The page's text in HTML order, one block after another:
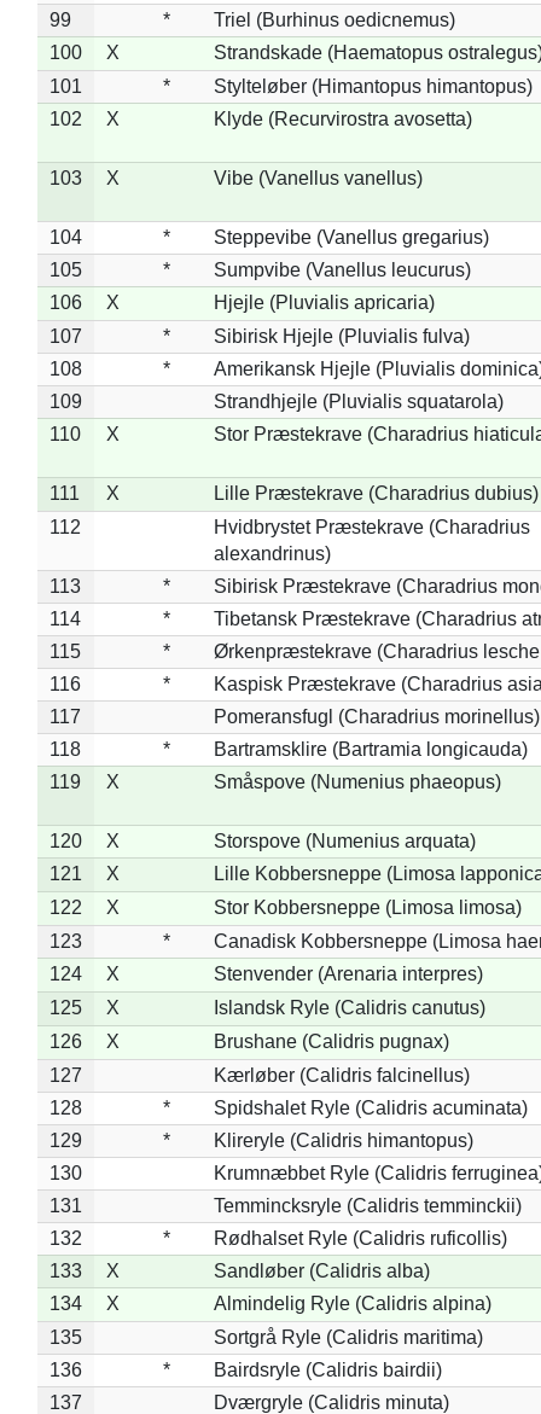
99 *
Triel (Burhinus oedicnemus)
100
X
Strandskade (Haematopus
101
*
Stylteløber (Himantopus himantopus)
102
X Klyde (Recurvirostra avosetta)
103 X Vibe (Vanellus vanellus)
104 *
Steppevibe (Vanellus gregarius)
105
*
Sumpvibe (Vanellus leucurus)
106
X
Hjejle (Pluvialis apricaria)
107
*
Sibirisk Hjejle (Pluvialis fulva)
108
*
Amerikansk Hjejle (Pluvialis
109
Strandhjejle (Pluvialis squatarola)
110
X Stor Præstekrave (Charadrius
111 X
Lille Præstekrave (Charadrius dubius)
112
Hvidbrystet Præstekrave (Charadrius
alexandrinus)
113
*
Sibirisk Præstekrave (Charadrius
114
*
Tibetansk Præstekrave (Charadrius
115
*
Ørkenpræstekrave (Charadrius
116
*
Kaspisk Præstekrave (Charadrius
117
Pomeransfugl (Charadrius morinellus)
118
*
Bartramsklire (Bartramia longicauda)
119
X Småspove (Numenius phaeopus)
120 X
Storspove (Numenius arquata)
121
X
Lille Kobbersneppe (Limosa
122
X
Stor Kobbersneppe (Limosa limosa)
123
*
Canadisk Kobbersneppe (Limosa
124
X
Stenvender (Arenaria interpres)
125
X
Islandsk Ryle (Calidris canutus)
126
X
Brushane (Calidris pugnax)
127
Kærløber (Calidris falcinellus)
128
*
Spidshalet Ryle (Calidris acuminata)
129
*
Klireryle (Calidris himantopus)
130
Krumnæbbet Ryle (Calidris
131
Temmincksryle (Calidris temminckii)
132
*
Rødhalset Ryle (Calidris ruficollis)
133
X
Sandløber (Calidris alba)
134
X
Almindelig Ryle (Calidris alpina)
135
Sortgrå Ryle (Calidris maritima)
136
*
Bairdsryle (Calidris bairdii)
137
Dværgryle (Calidris minuta)